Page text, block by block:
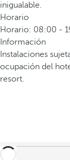
inigualable.
Horario
Horario: 08:00 -
Información
Instalaciones
ocupación del
resort.